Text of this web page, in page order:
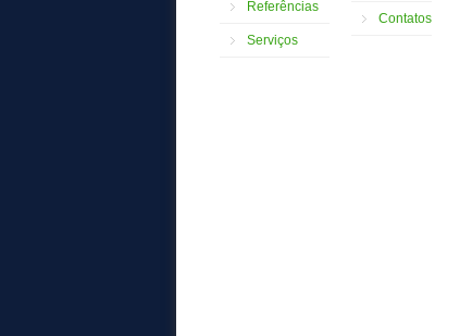
Referências
Serviços
Contatos